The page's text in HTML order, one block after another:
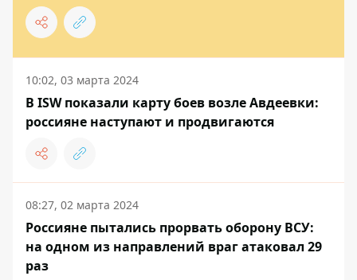
10:02, 03 марта 2024
В ISW показали карту боев возле Авдеевки:
россияне наступают и продвигаются
08:27, 02 марта 2024
Россияне пытались прорвать оборону ВСУ:
на одном из направлений враг атаковал 29
раз